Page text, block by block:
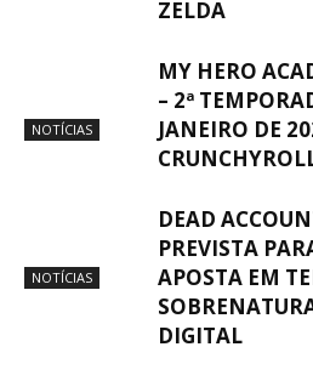
ZELDA
NOTÍCIAS
MY HERO
– 2ª
JANEIRO DE
NOTÍCIAS
DEAD
PREVISTA
APOSTA EM
DIGITAL